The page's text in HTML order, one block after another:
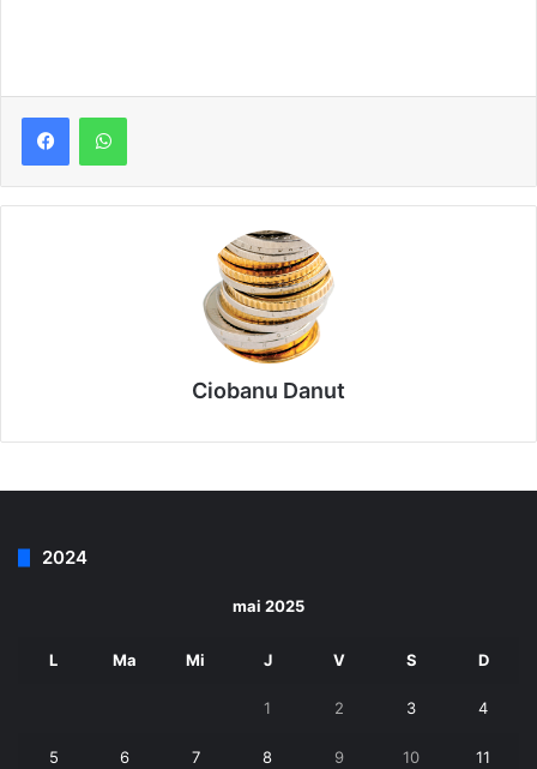
Ciobanu Danut
2024
mai 2025
L Ma Mi J V S D
1 2 3 4
5 6 7 8 9 10 11